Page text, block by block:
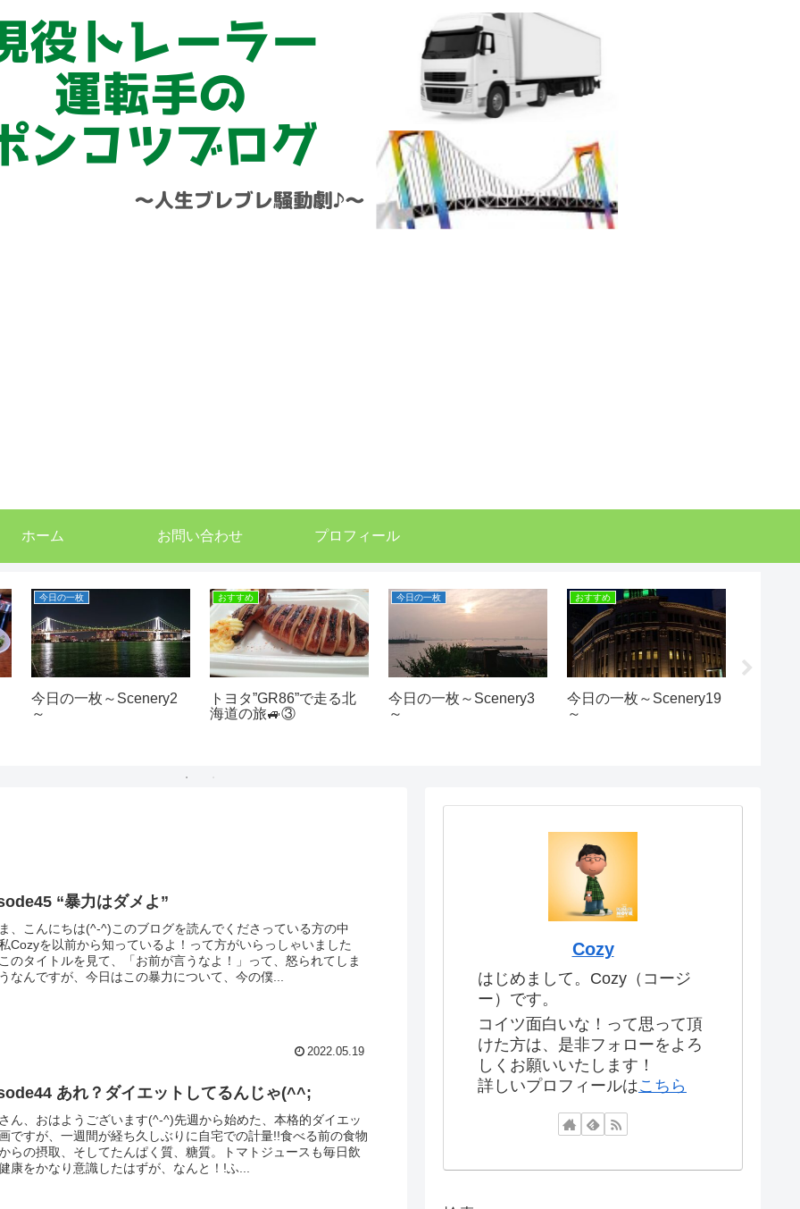
ホーム お問い合わせ プロフィール
今日の一枚
今日の一枚～Scenery2
～
おすすめ
トヨタ”GR86”で走る北
海道の旅🚙③
今日の一枚
今日の一枚～Scenery3
～
おすすめ
今日の一枚～Scenery19
～
“暴力はダメよ”
、こんにちは(^-^)このブログを読んでくださっている方の中
Cozyを以前から知っているよ！って方がいらっしゃいました
のタイトルを見て、「お前が言うなよ！」って、怒られてしま
なんですが、今日はこの暴力について、今の僕...
2022.05.19
あれ？ダイエットしてるんじゃ(^^;
ん、おはようございます(^-^)先週から始めた、本格的ダイエッ
ですが、一週間が経ち久しぶりに自宅での計量!!食べる前の食物
らの摂取、そしてたんぱく質、糖質。トマトジュースも毎日飲
康をかなり意識したはずが、なんと！!ふ...
Cozy
はじめまして。Cozy（コージ
ー）です。
コイツ面白いな！って思って頂
けた方は、是非フォローをよろ
しくお願いいたします！
詳しいプロフィールはこちら